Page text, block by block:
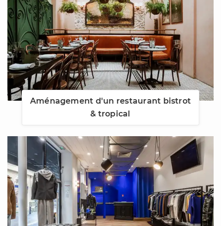
Aménagement d'un restaurant bistrot
& tropical